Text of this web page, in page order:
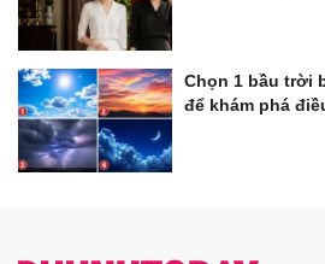
Chọn 1 bầu trời
để khám phá